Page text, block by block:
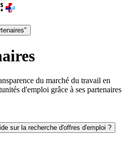
du marché du travail en
d'emploi grâce à ses partenaires
sur la recherche d'offres d'emploi ?